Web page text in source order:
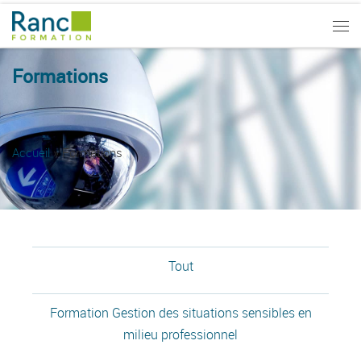
Passer au contenu
Formations
Accueil » Formations
Tout
Formation Gestion des situations sensibles en
milieu professionnel